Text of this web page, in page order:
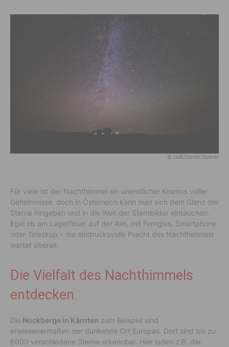
© UaB/Daniel Gollner
Für viele ist der Nachthimmel ein unendlicher Kosmos voller
Geheimnisse, doch in Österreich kann man sich dem Glanz der
Sterne hingeben und in die Welt der Sternbilder eintauchen.
Egal ob am Lagerfeuer auf der Alm, mit Fernglas, Smartphone
oder Teleskop – die eindrucksvolle Pracht des Nachthimmels
wartet überall.
Die Vielfalt des Nachthimmels
entdecken
Die Nockberge in Kärnten zum Beispiel sind
erwiesenermaßen der dunkelste Ort Europas. Dort sind bis zu
6000 verschiedene Sterne erkennbar. Hier laden z.B. der